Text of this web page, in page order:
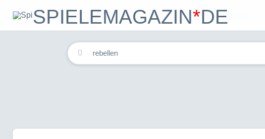
SPIELEMAGAZIN*DE
Home Spiele Forum Filme